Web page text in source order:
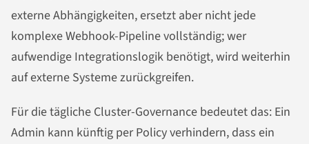
externe Abhängigkeiten, ersetzt aber nicht jede
komplexe Webhook-Pipeline vollständig; wer
aufwendige Integrationslogik benötigt, wird weiterhin
auf externe Systeme zurückgreifen.
Für die tägliche Cluster-Governance bedeutet das: Ein
Admin kann künftig per Policy verhindern, dass ein